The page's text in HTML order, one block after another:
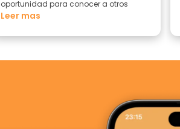
oportunidad para conocer a otros
viajeros.
Leer mas